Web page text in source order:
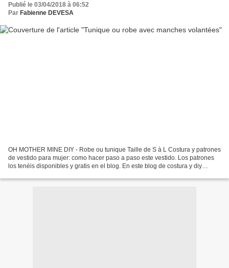
Publié le 03/04/2018 à 06:52
Par Fabienne DEVESA
OH MOTHER MINE DIY - Robe ou tunique Taille de S à L Costura y patrones
de vestido para mujer: como hacer paso a paso este vestido. Los patrones
los tenéis disponibles y gratis en el blog. En este blog de costura y diy